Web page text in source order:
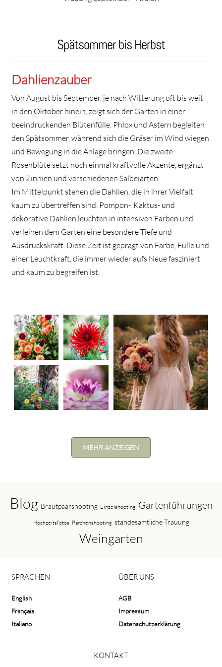
Spätsommer bis Herbst
Dahlienzauber
Von August bis September, je nach Witterung oft bis weit
in den Oktober hinein, zeigt sich der Garten in einer
beeindruckenden Blütenfülle. Phlox und Astern begleiten
den Spätsommer, während sich die Gräser im Wind wiegen
und Bewegung in die Anlage bringen. Die zweite
Rosenblüte setzt noch einmal kraftvolle Akzente, ergänzt
von Zinnien und verschiedenen Salbeiarten.
Im Mittelpunkt stehen die Dahlien, die in ihrer Vielfalt
kaum zu übertreffen sind. Pompon-, Kaktus- und
dekorative Dahlien leuchten in intensiven Farben und
verleihen dem Garten eine besondere Tiefe und
Ausdruckskraft. Diese Zeit ist geprägt von Farbe, Fülle und
einer Leuchtkraft, die immer wieder aufs Neue fasziniert
und kaum zu begreifen ist.
MEHR ANZEIGEN
Blog Brautpaarshooting Einzelshooting Gartenführungen
Hochzeitsfotos Pärchenshooting standesamtliche Trauung
Weingarten
SPRACHEN
English
Français
Italiano
ÜBER UNS
AGB
Impressum
Datenschutzerklärung
KONTAKT